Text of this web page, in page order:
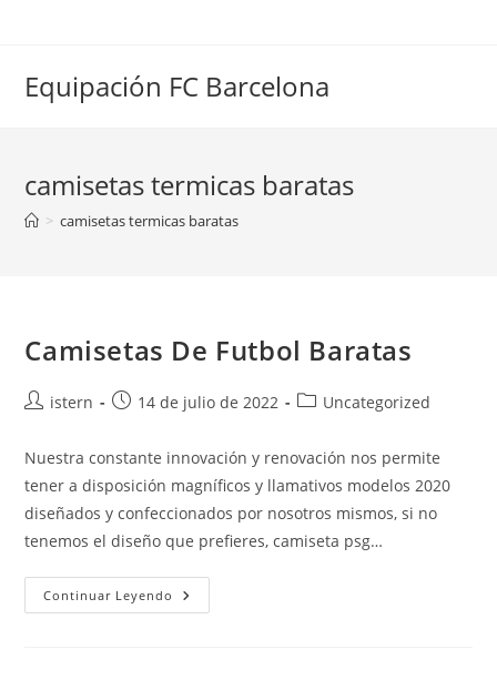
Equipación FC Barcelona
camisetas termicas baratas
> camisetas termicas baratas
Camisetas De Futbol Baratas
Autor
la
entrada:
istern
Publicación
la
entrada:
14 de julio de 2022
Categoría
entrada:
Uncategorized
Nuestra constante innovación y renovación nos permite
tener a disposición magníficos y llamativos modelos 2020
diseñados y confeccionados por nosotros mismos, si no
tenemos el diseño que prefieres, camiseta psg…
Continuar Leyendo Camisetas
De